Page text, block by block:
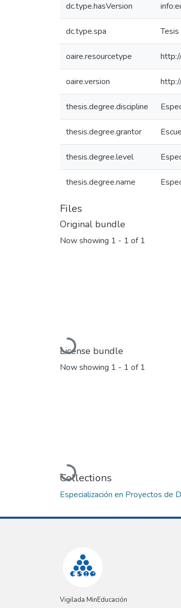
dc.type.hasVersion
dc.type.spa Tesis
oaire.resourcetype
oaire.version
thesis.degree.discipline
thesis.degree.grantor
thesis.degree.level
thesis.degree.name
Files
Original bundle
Now showing 1 - 1 of 1
Loading...
License bundle
Now showing 1 - 1 of 1
Loading...
Collections
Especialización en Proyectos de
Vigilada MinEducación